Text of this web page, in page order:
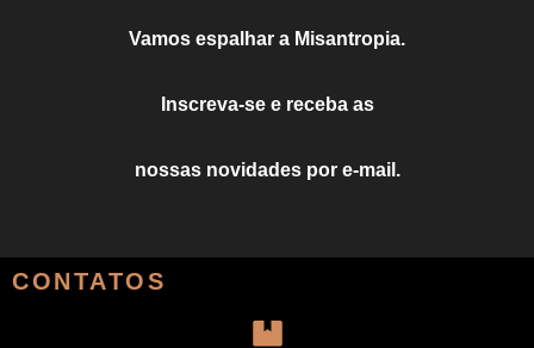
Vamos espalhar a Misantropia.
Inscreva-se e receba as
nossas novidades por e-mail.
CONTATOS